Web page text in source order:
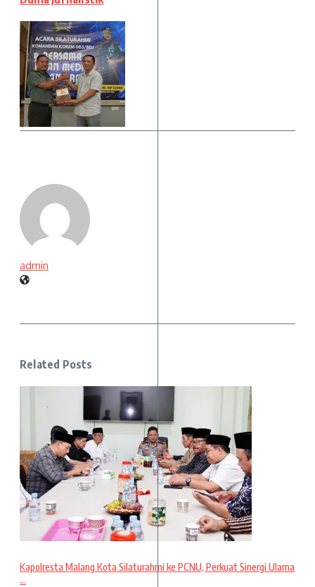
admin
Related Posts
Kapolresta Malang Kota Silaturahmi ke PCNU, Perkuat Sinergi Ulama
...